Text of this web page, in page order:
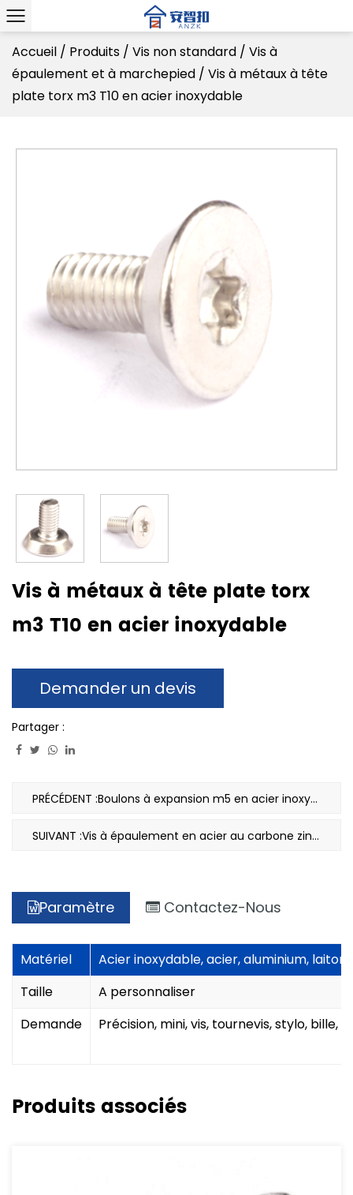
Accueil / Produits / Vis non standard / Vis à
épaulement et à marchepied / Vis à métaux à tête
plate torx m3 T10 en acier inoxydable
Vis à métaux à tête plate torx
m3 T10 en acier inoxydable
Demander un devis
Partager :
PRÉCÉDENT :Boulons à expansion m5 en acier inoxydable non standard pour fenêtres
SUIVANT :Vis à épaulement en acier au carbone zingué bleu blanc non standard
Paramètre Contactez-Nous
Matériel
Acier inoxydable, acier, aluminium,
Taille
A personnaliser
Demande
Précision, mini, vis, tournevis, stylo, bille,
Produits associés